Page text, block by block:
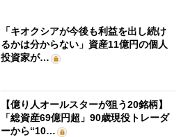
「キオクシアが今後も利益を出し続け
るかは分からない」資産11億円の個人
投資家が…
【億り人オールスターが狙う20銘柄】
「総資産69億円超」90歳現役トレーダ
ーから“10…